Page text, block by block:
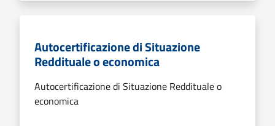
Autocertificazione di Situazione
Reddituale o economica
Autocertificazione di Situazione Reddituale o
economica